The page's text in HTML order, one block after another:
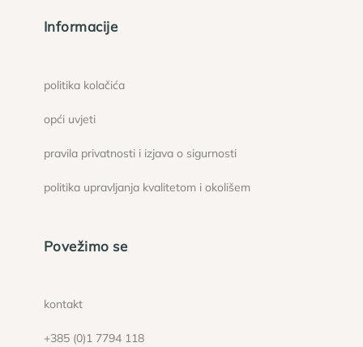
Informacije
politika kolačića
opći uvjeti
pravila privatnosti i izjava o sigurnosti
politika upravljanja kvalitetom i okolišem
Povežimo se
kontakt
+385 (0)1 7794 118